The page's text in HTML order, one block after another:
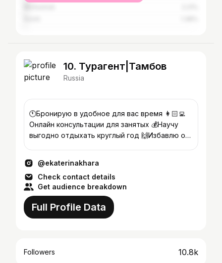
10. Турагент|Тамбов
Russia
🕚Бронирую в удобное для вас время 👩🏻‍💻
Онлайн консультации для занятых 💰Научу
выгодно отдыхать круглый год 🙌Избавлю от
@ekaterinakhara
Check contact details
Get audience breakdown
Full Profile Data
Followers 10.8k